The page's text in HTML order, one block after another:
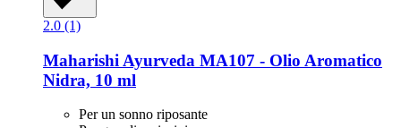
2.0 (1)
Maharishi Ayurveda MA107 -​ Olio Aromatico
Nidra, 10 ml
Per un sonno riposante